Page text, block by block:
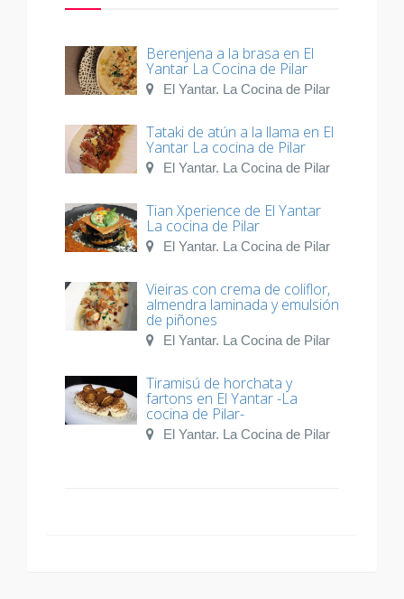
Berenjena a la brasa en El
Yantar La Cocina de Pilar
El Yantar. La Cocina de Pilar
Tataki de atún a la llama en El
Yantar La cocina de Pilar
El Yantar. La Cocina de Pilar
Tian Xperience de El Yantar
La cocina de Pilar
El Yantar. La Cocina de Pilar
Vieiras con crema de coliflor,
almendra laminada y emulsión
de piñones
El Yantar. La Cocina de Pilar
Tiramisú de horchata y
fartons en El Yantar -La
cocina de Pilar-
El Yantar. La Cocina de Pilar